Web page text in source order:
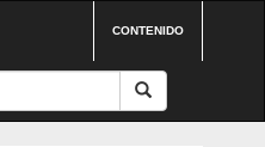
CONTENIDO